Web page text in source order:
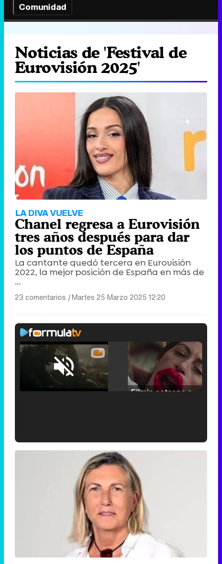
Comunidad
Noticias de 'Festival de
Eurovisión 2025'
LA DIVA VUELVE
Chanel regresa a Eurovisión
tres años después para dar
los puntos de España
La cantante quedó tercera en Eurovisión
2022, la mejor posición de España en más de
...
23 comentarios |Martes 25 Marzo 2025 12:20
Unmute /
Loaded :
'120 Minutos' celebra sus 2.000 programas en Telemadrid con un vídeo del día a día en la redacción